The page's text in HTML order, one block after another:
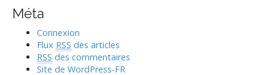
Méta
Connexion
Flux RSS des articles
RSS des commentaires
Site de WordPress-FR